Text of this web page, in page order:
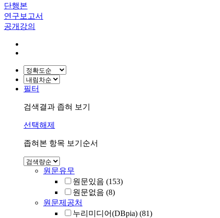
단행본
연구보고서
공개강의
필터
검색결과 좁혀 보기
선택해제
좁혀본 항목 보기순서
원문유무
원문있음 (153)
원문없음 (8)
원문제공처
누리미디어(DBpia) (81)